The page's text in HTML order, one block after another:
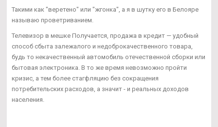
Такими как "веретено" или "жгонка", а я в шутку его в Белояре
называю проветриванием.
Телевизор в мешке Получается, продажа в кредит — удобный
способ сбыта залежалого и недоброкачественного товара,
будь то некачественный автомобиль отечественной сборки или
бытовая электроника. В то же время невозможно пройти
кризис, а тем более стагфляцию без сокращения
потребительских расходов, а значит - и реальных доходов
населения.